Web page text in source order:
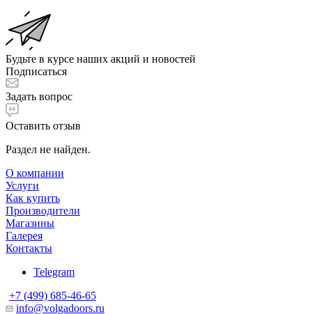
Будьте в курсе наших акций и новостей
Подписаться
Задать вопрос
Оставить отзыв
Раздел не найден.
О компании
Услуги
Как купить
Производители
Магазины
Галерея
Контакты
Telegram
+7 (499) 685-46-65
info@volgadoors.ru